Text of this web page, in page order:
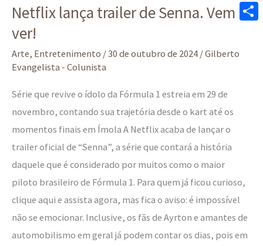
Netflix lança trailer de Senna. Vem
ver!
Arte, Entretenimento /30 de outubro de 2024 /Gilberto
Evangelista - Colunista
Série que revive o ídolo da Fórmula 1 estreia em 29 de
novembro, contando sua trajetória desde o kart até os
momentos finais em Ímola A Netflix acaba de lançar o
trailer oficial de “Senna”, a série que contará a história
daquele que é considerado por muitos como o maior
piloto brasileiro de Fórmula 1. Para quem já ficou curioso,
clique aqui e assista agora, mas fica o aviso: é impossível
não se emocionar. Inclusive, os fãs de Ayrton e amantes de
automobilismo em geral já podem contar os dias, pois em